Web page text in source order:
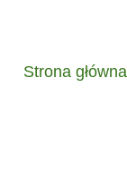
Strona główna